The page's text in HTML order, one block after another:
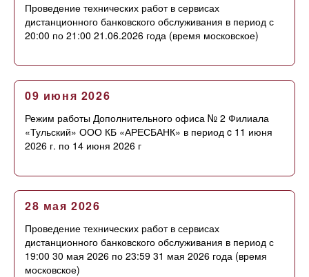
Проведение технических работ в сервисах
дистанционного банковского обслуживания в период с
20:00 по 21:00 21.06.2026 года (время московское)
09 июня 2026
Режим работы Дополнительного офиса № 2 Филиала
«Тульский» ООО КБ «АРЕСБАНК» в период c 11 июня
2026 г. по 14 июня 2026 г
28 мая 2026
Проведение технических работ в сервисах
дистанционного банковского обслуживания в период с
19:00 30 мая 2026 по 23:59 31 мая 2026 года (время
московское)